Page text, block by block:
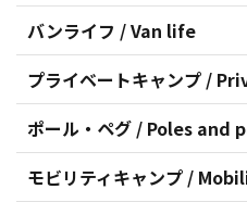
バンライフ / Van life
プライベートキャンプ /
ポール・ペグ / Poles and
モビリティキャンプ /